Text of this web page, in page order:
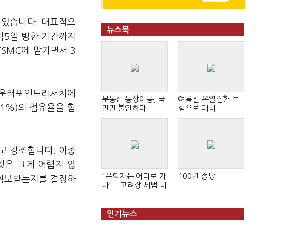
습니다. 대표적으
일 방한 기간까지
에 맡기면서 3
터포인트리서치에
의 점유율을 합
강조합니다. 이종
은 크게 어렵지 않
보받는지를 결정하
뉴스북
부동산 동상이몽, 국
민만 불안하다
여름철 온열질환 보
험으로 대비
"은퇴자는 어디로 가
나"…고려장 세법 비
100년 정당
인기뉴스